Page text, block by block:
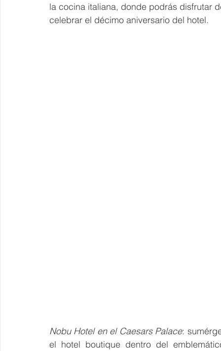
la cocina italiana, donde podrás disfrutar
celebrar el décimo aniversario del hotel.
Nobu Hotel en el Caesars Palace:
el hotel boutique dentro del